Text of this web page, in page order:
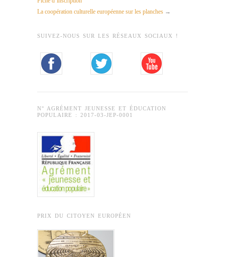
La coopération culturelle européenne sur les planches →
SUIVEZ-NOUS SUR LES RÉSEAUX SOCIAUX !
N° AGRÉMENT JEUNESSE ET ÉDUCATION
POPULAIRE : 2017-03-JEP-0001
PRIX DU CITOYEN EUROPÉEN